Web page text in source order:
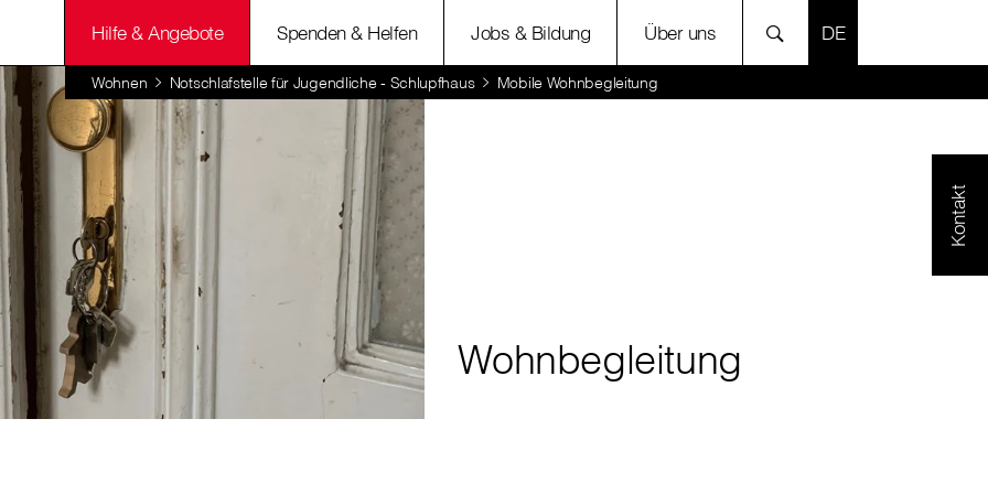
Hilfe & Angebote Spenden & Helfen Jobs & Bildung Über uns SPRACHE
Wohnen Notschlafstelle für Jugendliche - Schlupfhaus Mobile Wohnbegleitung
Kontakt
Wohnbegleitung